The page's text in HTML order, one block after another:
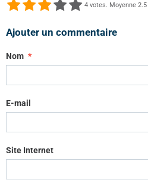
4 votes. Moyenne 2.5
Ajouter un commentaire
Nom
E-mail
Site Internet